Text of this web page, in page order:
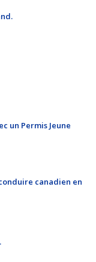
un Permis Jeune
canadien en